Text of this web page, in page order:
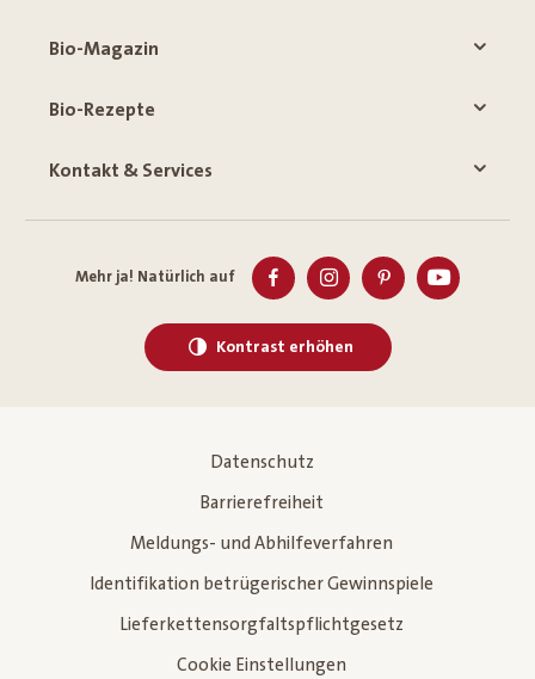
Bio-Magazin
Bio-Rezepte
Kontakt & Services
Mehr ja! Natürlich auf
Kontrast erhöhen
Datenschutz
Barrierefreiheit
Meldungs- und Abhilfeverfahren
Identifikation betrügerischer Gewinnspiele
Lieferkettensorgfaltspflichtgesetz
Cookie Einstellungen